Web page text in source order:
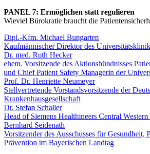
PANEL 7: Ermöglichen statt regulieren
Wieviel Bürokratie braucht die
Dipl.-Kfm. Michael Bungarten
Kaufmännischer Direktor des
Dr. med. Ruth Hecker
ehem. Vorsitzende des Aktionsbündnisses
und Chief Patient Safety Managerin der
Prof. Dr. Henriette Neumeyer
Stellvertretende Vorstandsvorsitzende der
Krankenhausgesellschaft
Dr. Stefan Schaller
Head of Siemens Healthineers Central
Bernhard Seidenath
Vorsitzender des Ausschusses für Gesundheit,
Prävention im Bayerischen Landtag